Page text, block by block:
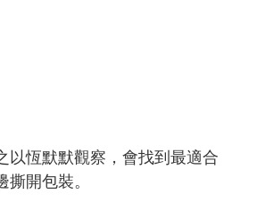
以恆默默觀察，會找到最適合
開包裝。